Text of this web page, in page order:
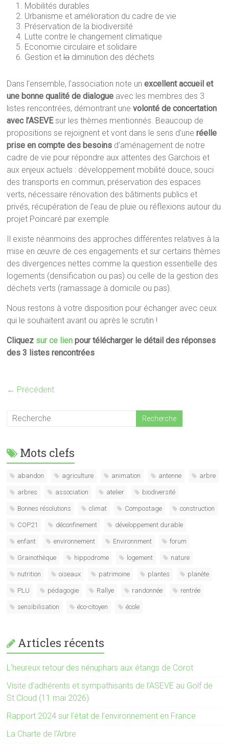
Mobilités durables
Urbanisme et amélioration du cadre de vie
Préservation de la biodiversité
Lutte contre le changement climatique
Economie circulaire et solidaire
Gestion etladiminution des déchets
Dans l’ensemble, l’association note unexcellent accueil et
une bonne qualité de dialogue avec les membres des 3
listes rencontrées, démontrant unevolonté de concertation
avec l’ASEVEsur les thèmes mentionnés. Beaucoup de
propositions se rejoignent et vont dans le sens d’uneréelle
prise en compte des besoins d’aménagement de notre
cadre de vie pour répondre aux attentes des Garchois et
aux enjeux actuels : développement mobilité douce, souci
des transports en commun, préservation des espaces
verts, nécessaire rénovation des bâtiments publics et
privés, récupération de l’eau de pluie ou réflexions autour du
projet Poincaré par exemple.
Il existe néanmoins des approches différentes relatives à la
mise en œuvre de ces engagements et sur certains thèmes
des divergences nettes comme la question essentielle des
logements (densification ou pas) ou celle de la gestion des
déchets verts (ramassage à domicile ou pas).
Nous restons à votre disposition pour échanger avec ceux
qui le souhaitent avant ou après le scrutin !
Cliquez sur ce lienpour télécharger le détail des réponses
des 3 listes rencontrées
← Précédent
Mots clefs
abandon agriculture animation antenne arbre
arbres association atelier biodiversité
Bonnes résolutions climat Compostage construction
COP21 déconfinement développement durable
enfant environnement Environnment forum
Grainothèque hippodrome logement nature
nutrition oiseaux patrimoine plantes planète
PLU pédagogie Rallye randonnée rentrée
sensibilisation éco-citoyen école
Articles récents
L’heureux retour des nénuphars aux étangs de Corot
Visite d’adhérents et sympathisants de l’ASEVE au Golf de
St Cloud (11 mai 2026)
Rapport 2024 sur l’état de l’environnement en France
La Charte de l’Arbre